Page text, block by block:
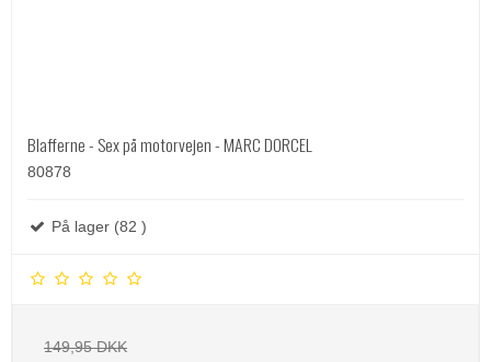
Blafferne - Sex på motorvejen - MARC DORCEL
80878
På lager (82 )
149,95 DKK